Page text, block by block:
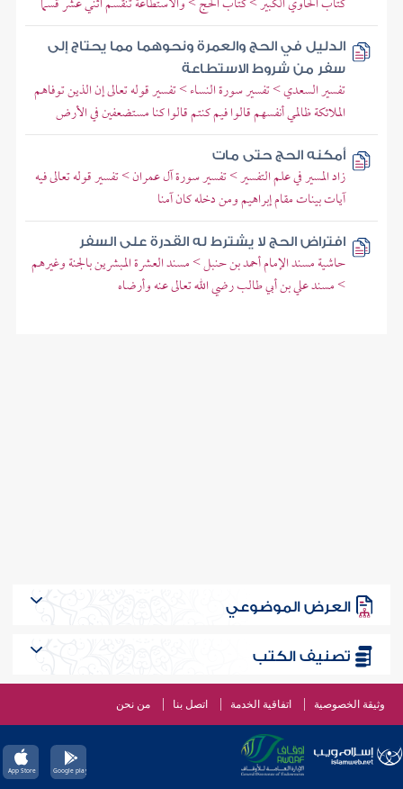
الدليل في الحج والعمرة ونحوهما مما يحتاج إلى
سفر من شروط الاستطاعة
تفسير السعدي > تفسير سورة النساء > تفسير قوله تعالى إن الذين توفاهم
الملائكة ظالمي أنفسهم قالوا فيم كنتم قالوا كنا مستضعفين في الأرض
أمكنه الحج حتى مات
زاد المسير في علم التفسير > تفسير سورة آل عمران > تفسير قوله تعالى فيه
آيات بينات مقام إبراهيم ومن دخله كان آمنا
افتراض الحج لا يشترط له القدرة على السفر
حاشية مسند الإمام أحمد بن حنبل > مسند العشرة المبشرين بالجنة وغيرهم
> مسند علي بن أبي طالب رضي الله تعالى عنه وأرضاه
العرض الموضوعي
تصنيف الكتب
وثيقة الخصوصية اتفاقية الخدمة اتصل بنا من نحن